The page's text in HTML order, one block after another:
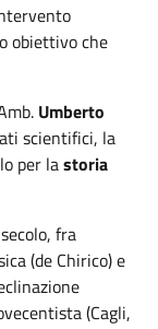
obiettivo che
Umberto
scientifici, la
per lastoria
fra
(de Chirico) e
(Cagli,